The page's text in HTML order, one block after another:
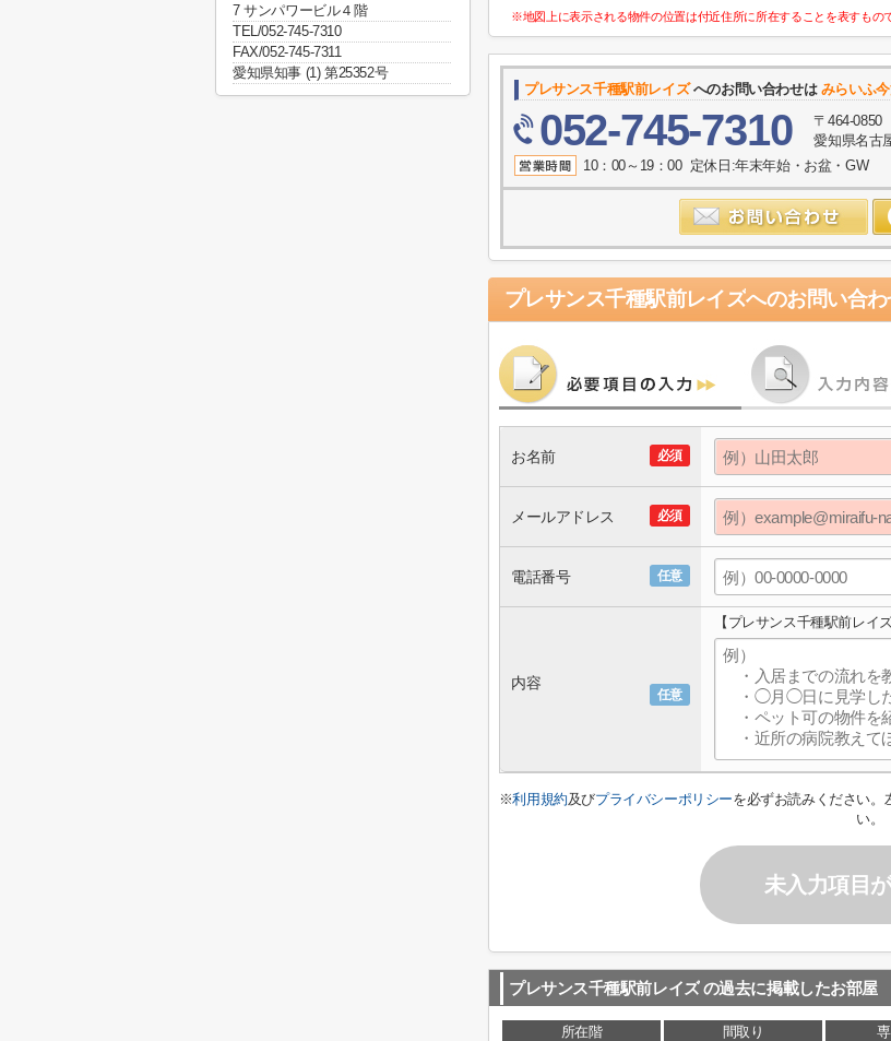
※地図上に表示される物件の位置は付近住所に所在することを表すもの
プレサンス千種駅前レイズへのお問い合わせは みらいふ
052-745-7310
〒464-0850
愛知県名古
10：00～19：00 定休日:年末年始・お盆・GW
プレサンス千種駅前レイズへのお問い合
必須
お名前
必須
メールアドレス
任意
電話番号
任意
内容
【プレサンス千種駅前レイ
※利用規約及びプライバシーポリシーを必ずお読みください。
い。
未入力項目
プレサンス千種駅前レイズ の過去に掲載したお部屋
所在階 間取り
7 サンパワービル４階
TEL/052-745-7310
FAX/052-745-7311
愛知県知事 (1) 第25352号